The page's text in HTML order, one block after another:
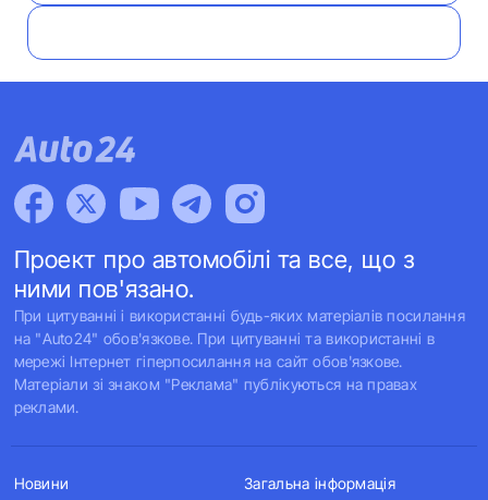
Проект про автомобілі та все, що з
ними пов'язано.
При цитуванні і використанні будь-яких матеріалів посилання
на "Auto24" обов'язкове. При цитуванні та використанні в
мережі Інтернет гіперпосилання на сайт обов'язкове.
Матеріали зі знаком "Реклама" публікуються на правах
реклами.
Новини Загальна інформація